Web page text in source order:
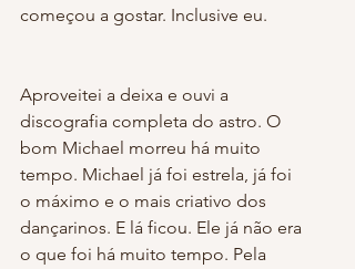
começou a gostar. Inclusive eu.
Aproveitei a deixa e ouvi a
discografia completa do astro. O
bom Michael morreu há muito
tempo. Michael já foi estrela, já foi
o máximo e o mais criativo dos
dançarinos. E lá ficou. Ele já não era
o que foi há muito tempo. Pela